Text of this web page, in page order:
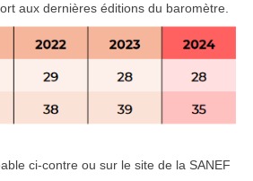
aux dernières éditions du baromètre.
ci-contre ou sur le site de la SANEF